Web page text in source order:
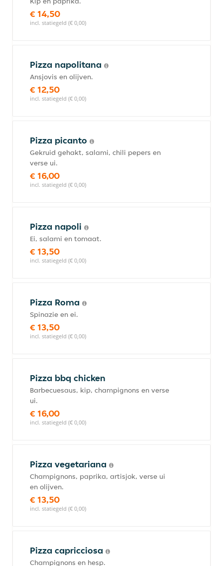
€ 14,50
incl. statiegeld (€ 0,00)
Pizza napolitana
Ansjovis en olijven.
€ 12,50
incl. statiegeld (€ 0,00)
Pizza picanto
Gekruid gehakt, salami, chili pepers en
verse ui.
€ 16,00
incl. statiegeld (€ 0,00)
Pizza napoli
Ei, salami en tomaat.
€ 13,50
incl. statiegeld (€ 0,00)
Pizza Roma
Spinazie en ei.
€ 13,50
incl. statiegeld (€ 0,00)
Pizza bbq chicken
Barbecuesaus, kip, champignons en verse
ui.
€ 16,00
incl. statiegeld (€ 0,00)
Pizza vegetariana
Champignons, paprika, artisjok, verse ui
en olijven.
€ 13,50
incl. statiegeld (€ 0,00)
Pizza capricciosa
Champignons en hesp.